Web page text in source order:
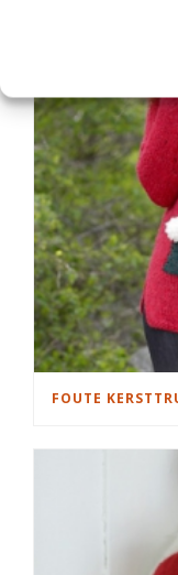
FOUTE